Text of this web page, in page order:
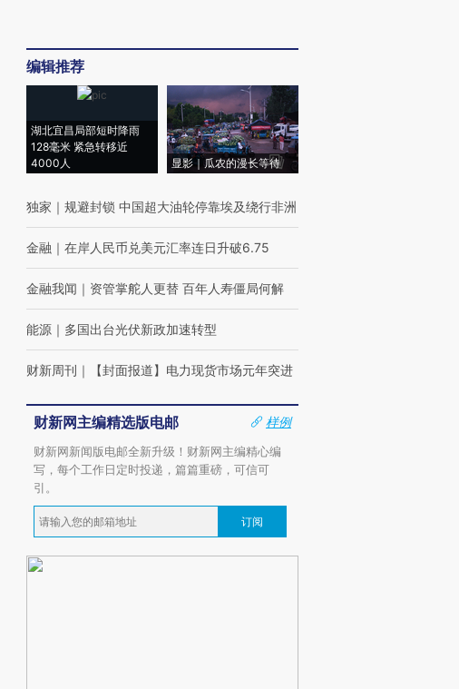
编辑推荐
湖北宜昌局部短时降雨
128毫米 紧急转移近
4000人
显影｜瓜农的漫长等待
独家 ｜ 规避封锁 中国超大油轮停靠埃及绕行非洲
金融 ｜ 在岸人民币兑美元汇率连日升破6.75
金融我闻 ｜ 资管掌舵人更替 百年人寿僵局何解
能源 ｜ 多国出台光伏新政加速转型
财新周刊 ｜ 【封面报道】电力现货市场元年突进
财新网主编精选版电邮
样例
财新网新闻版电邮全新升级！财新网主编精心编
写，每个工作日定时投递，篇篇重磅，可信可
引。
订阅